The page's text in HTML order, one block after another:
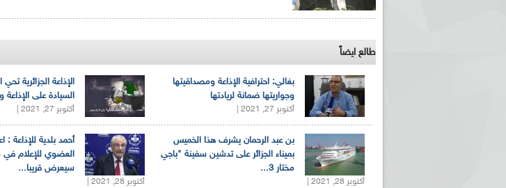
طالع ايضاً
السيادة على الإذاعة
أكتوبر 27, 2021 |
بغالي: احترافية الإذاعة ومصداقيتها
وجواريتها ضمانة لريادتها
أكتوبر 27, 2021 |
أحمد بلدية للإذاعة :
العضوي للإعلام في
سيعرض قريبا...
أكتوبر 28, 2021 |
بن عبد الرحمان يشرف هذا الخميس
بميناء الجزائر على تدشين سفينة "باجي
مختار 3...
أكتوبر 28, 2021 |